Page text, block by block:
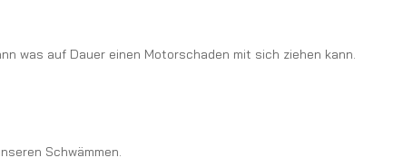
was auf Dauer einen Motorschaden mit sich ziehen kann.
Schwämmen.